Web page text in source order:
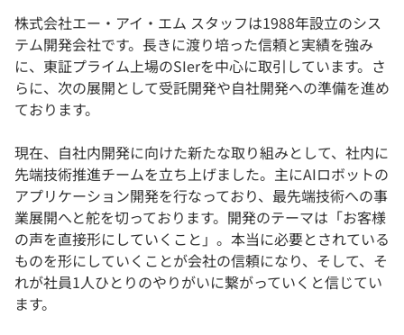
株式会社エー・アイ・エム スタッフは1988年設立のシス
テム開発会社です。長きに渡り培った信頼と実績を強み
に、東証プライム上場のSIerを中心に取引しています。さ
らに、次の展開として受託開発や自社開発への準備を進め
ております。
現在、自社内開発に向けた新たな取り組みとして、社内に
先端技術推進チームを立ち上げました。主にAIロボットの
アプリケーション開発を行なっており、最先端技術への事
業展開へと舵を切っております。開発のテーマは「お客様
の声を直接形にしていくこと」。本当に必要とされている
ものを形にしていくことが会社の信頼になり、そして、そ
れが社員1人ひとりのやりがいに繋がっていくと信じてい
ます。